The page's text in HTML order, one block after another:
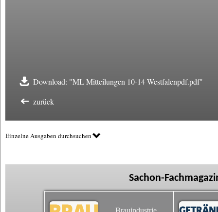
Download: "ML Mitteilungen 10-14 Westfalenpdf.pdf"
zurück
Einzelne Ausgaben durchsuchen
Sachon-
Brauindustrie